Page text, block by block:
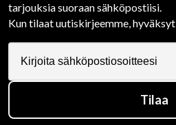
tarjouksia suoraan sähköpostiisi.
Kun tilaat uutiskirjeemme, hyväksyt
Tilaa